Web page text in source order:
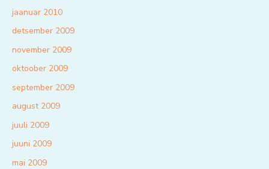
jaanuar 2010
detsember 2009
november 2009
oktoober 2009
september 2009
august 2009
juuli 2009
juuni 2009
mai 2009